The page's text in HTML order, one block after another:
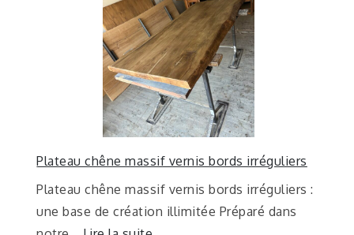
Plateau chêne massif vernis bords irréguliers
Plateau chêne massif vernis bords irréguliers :
une base de création illimitée Préparé dans